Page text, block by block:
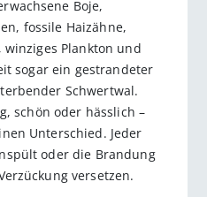
Boje,
fossile Haizähne,
Plankton und
sogar ein gestrandeter
Schwertwal.
schön oder hässlich –
Unterschied. Jeder
oder die Brandung
versetzen.